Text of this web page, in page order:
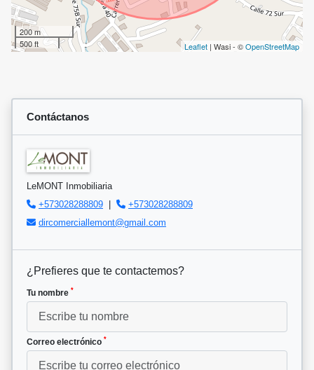
200 m
500 ft
Leaflet | Wasi - ©OpenStreetMap
Contáctanos
LeMONT Inmobiliaria
+573028288809 |
+573028288809
dircomerciallemont@gmail.com
¿Prefieres que te contactemos?
Tu nombre *
Correo electrónico *